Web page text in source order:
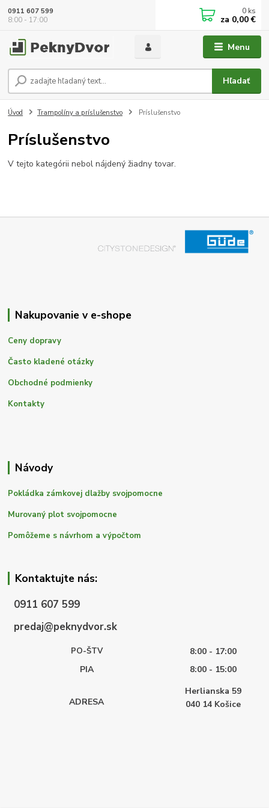
Menu
Hľadať
0911 607 599
8:00 - 17:00
0 ks
za 0,00 €
Úvod Trampolíny a príslušenstvo Príslušenstvo
Príslušenstvo
V tejto kategórii nebol nájdený žiadny tovar.
Nakupovanie v e-shope
Ceny dopravy
Často kladené otázky
Obchodné podmienky
Kontakty
Návody
Pokládka zámkovej dlažby svojpomocne
Murovaný plot svojpomocne
Pomôžeme s návrhom a výpočtom
Kontaktujte nás:
0911 607 599
predaj@peknydvor.sk
PO-ŠTV
8:00 - 17:00
PIA
8:00 - 15:00
ADRESA
Herlianska 59
040 14 Košice